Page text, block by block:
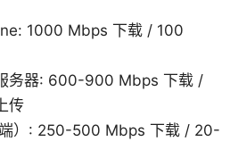
1000 Mbps 下载 / 100
务器: 600-900 Mbps 下载 /
传
）: 250-500 Mbps 下载 / 20-